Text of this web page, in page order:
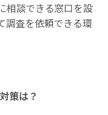
相談できる窓口を設
調査を依頼できる環
策は？